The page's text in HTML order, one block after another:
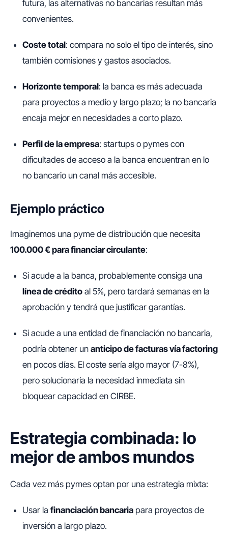
futura, las alternativas no bancarias resultan más
convenientes.
Coste total: compara no solo el tipo de interés, sino
también comisiones y gastos asociados.
Horizonte temporal: la banca es más adecuada
para proyectos a medio y largo plazo; la no bancaria
encaja mejor en necesidades a corto plazo.
Perfil de la empresa: startups o pymes con
dificultades de acceso a la banca encuentran en lo
no bancario un canal más accesible.
Ejemplo práctico
Imaginemos una pyme de distribución que necesita
100.000 € para financiar circulante:
Si acude a la banca, probablemente consiga una
línea de crédito al 5%, pero tardará semanas en la
aprobación y tendrá que justificar garantías.
Si acude a una entidad de financiación no bancaria,
podría obtener un anticipo de facturas vía factoring
en pocos días. El coste sería algo mayor (7-8%),
pero solucionaría la necesidad inmediata sin
bloquear capacidad en CIRBE.
Estrategia combinada: lo
mejor de ambos mundos
Cada vez más pymes optan por una estrategia mixta:
Usar la financiación bancaria para proyectos de
inversión a largo plazo.